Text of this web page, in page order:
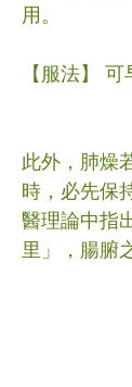
用。
【服法】
此外，肺燥
時，必先保
醫理論中指
里」，腸腑